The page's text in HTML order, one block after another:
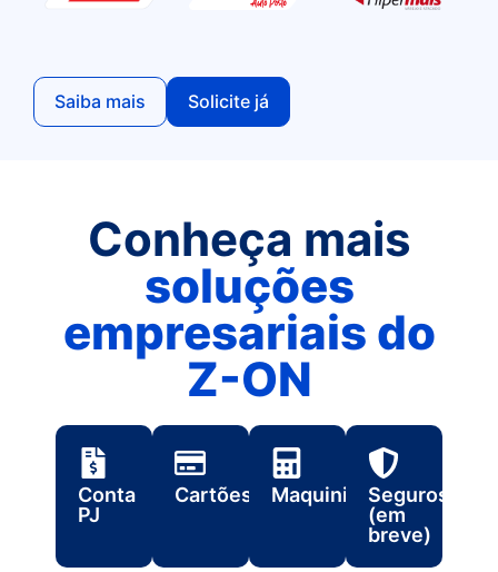
Saiba mais Solicite já
Conheça mais
soluções
empresariais do
Z-ON
Conta
PJ
Cartões MaquininhaSeguros
(em
breve)